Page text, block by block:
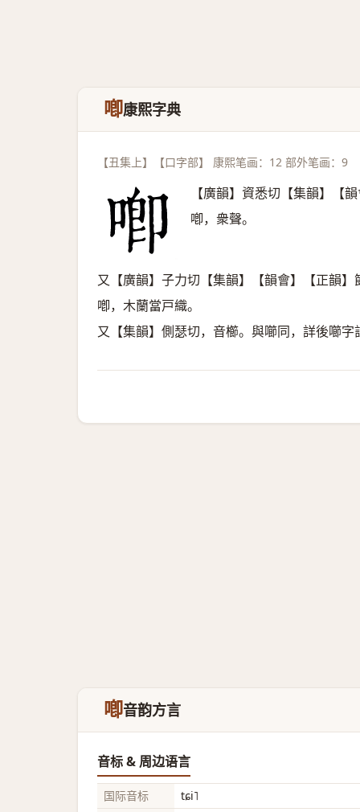
喞康熙字典
【丑集上】【口字部】 康熙笔画：12 部外笔画：9
【廣韻】資悉切【集韻】【
喞，衆聲。
又【廣韻】子力切【集韻】【韻會】【正韻】
喞，木蘭當戸織。
又【集韻】側瑟切，音櫛。與㘉同，詳後㘉字
喞音韵方言
音标 & 周边语言
国际音标
tɕi˥